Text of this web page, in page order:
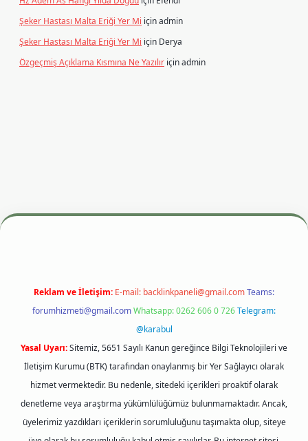
Şeker Hastası Malta Eriği Yer Mi içinadmin
Şeker Hastası Malta Eriği Yer Mi için Derya
Özgeçmiş Açıklama Kısmına Ne Yazılır içinadmin
adresibetexper.xyzm elexbet
Reklam ve İletişim: E-mail: backlinkpaneli@gmail.comTeams:
forumhizmeti@gmail.comWhatsapp: 0262 606 0 726Telegram:
@karabul
Yasal Uyarı:Sitemiz, 5651 Sayılı Kanun gereğince Bilgi Teknolojileri ve
İletişim Kurumu (BTK) tarafından onaylanmış bir Yer Sağlayıcı olarak
hizmet vermektedir. Bu nedenle, sitedeki içerikleri proaktif olarak
denetleme veya araştırma yükümlülüğümüz bulunmamaktadır. Ancak,
üyelerimiz yazdıkları içeriklerin sorumluluğunu taşımakta olup, siteye